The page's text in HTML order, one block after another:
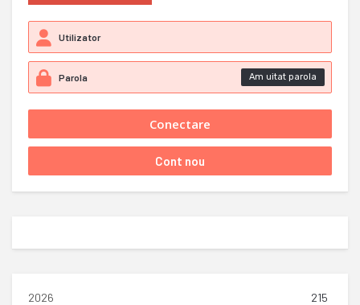
Am uitat parola
2026 215